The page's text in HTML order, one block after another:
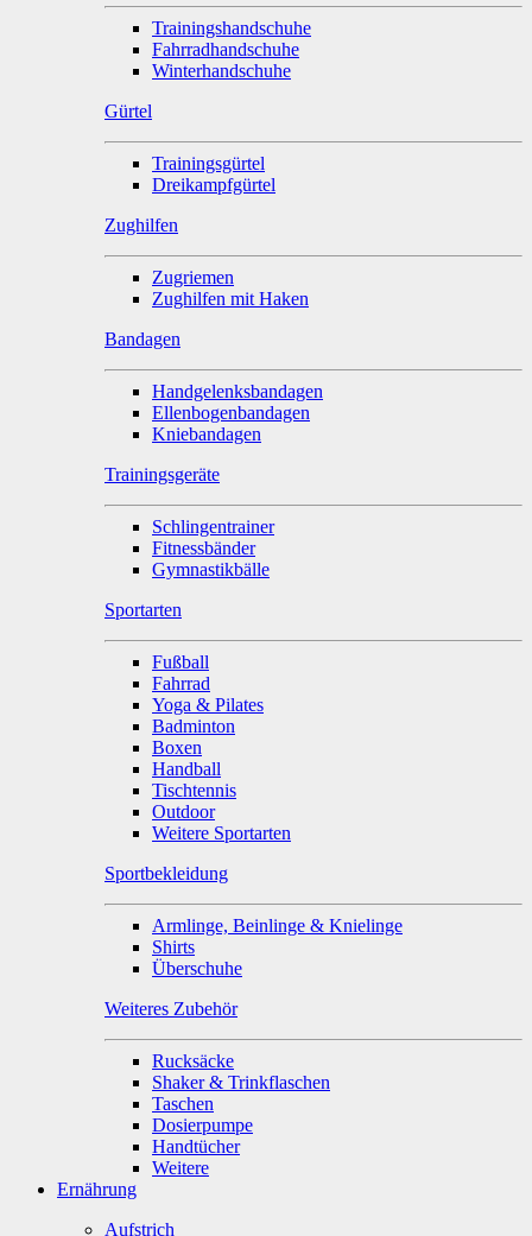
Trainingshandschuhe
Fahrradhandschuhe
Winterhandschuhe
Gürtel
Trainingsgürtel
Dreikampfgürtel
Zughilfen
Zugriemen
Zughilfen mit Haken
Bandagen
Handgelenksbandagen
Ellenbogenbandagen
Kniebandagen
Trainingsgeräte
Schlingentrainer
Fitnessbänder
Gymnastikbälle
Sportarten
Fußball
Fahrrad
Yoga & Pilates
Badminton
Boxen
Handball
Tischtennis
Outdoor
Weitere Sportarten
Sportbekleidung
Armlinge, Beinlinge & Knielinge
Shirts
Überschuhe
Weiteres Zubehör
Rucksäcke
Shaker & Trinkflaschen
Taschen
Dosierpumpe
Handtücher
Weitere
Ernährung
Aufstrich